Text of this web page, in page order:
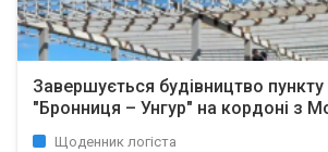
Завершується будівництво
"Бронниця – Унгур" на кордоні з
Щоденник логіста